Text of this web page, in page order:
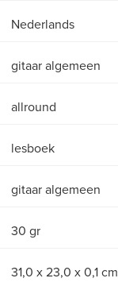
Nederlands
gitaar algemeen
allround
lesboek
gitaar algemeen
30 gr
31,0 x 23,0 x 0,1 cm